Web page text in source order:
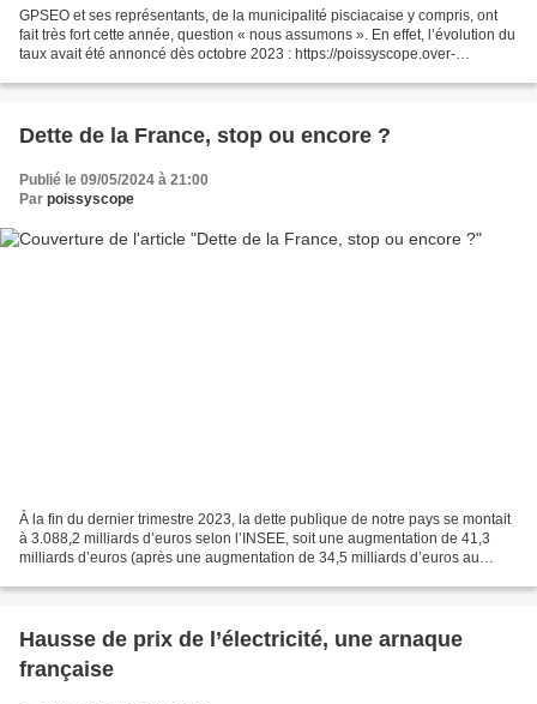
GPSEO et ses représentants, de la municipalité pisciacaise y compris, ont
fait très fort cette année, question « nous assumons ». En effet, l’évolution du
taux avait été annoncé dès octobre 2023 : https://poissyscope.over-
prelevement-des-ordures-evolue.html...
Dette de la France, stop ou encore ?
Publié le 09/05/2024 à 21:00
Par poissyscope
À la fin du dernier trimestre 2023, la dette publique de notre pays se montait
à 3.088,2 milliards d’euros selon l’INSEE, soit une augmentation de 41,3
milliards d’euros (après une augmentation de 34,5 milliards d’euros au
Hausse de prix de l’électricité, une arnaque
française